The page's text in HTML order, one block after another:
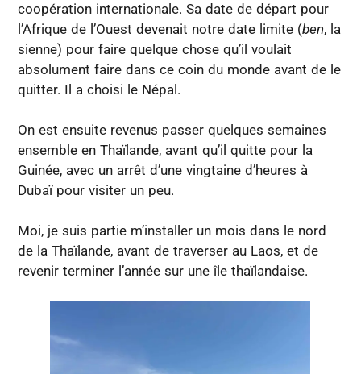
coopération internationale. Sa date de départ pour
l’Afrique de l’Ouest devenait notre date limite (ben, la
sienne) pour faire quelque chose qu’il voulait
absolument faire dans ce coin du monde avant de le
quitter. Il a choisi le Népal.
On est ensuite revenus passer quelques semaines
ensemble en Thaïlande, avant qu’il quitte pour la
Guinée, avec un arrêt d’une vingtaine d’heures à
Dubaï pour visiter un peu.
Moi, je suis partie m’installer un mois dans le nord
de la Thaïlande, avant de traverser au Laos, et de
revenir terminer l’année sur une île thaïlandaise.